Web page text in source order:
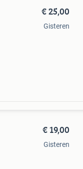
€ 25,00
Gisteren
€ 19,00
Gisteren